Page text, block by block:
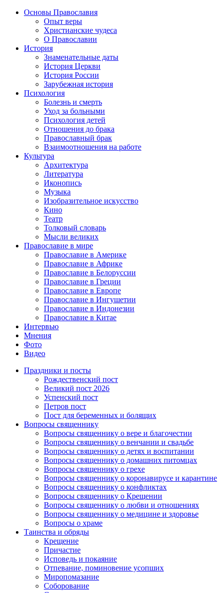
Основы Православия
Опыт веры
Христианские чудеса
О Православии
История
Знаменательные даты
История Церкви
История России
Зарубежная история
Психология
Болезнь и смерть
Уход за больными
Психология детей
Отношения до брака
Православный брак
Взаимоотношения на работе
Культура
Архитектура
Литература
Иконопись
Музыка
Изобразительное искусство
Кино
Театр
Толковый словарь
Мысли великих
Православие в мире
Православие в Америке
Православие в Африке
Православие в Белоруссии
Православие в Греции
Православие в Европе
Православие в Ингушетии
Православие в Индонезии
Православие в Китае
Интервью
Мнения
Фото
Видео
Праздники и посты
Рождественский пост
Великий пост 2026
Успенский пост
Петров пост
Пост для беременных и болящих
Вопросы священнику
Вопросы священнику о вере и благочестии
Вопросы священнику о венчании и свадьбе
Вопросы священнику о детях и воспитании
Вопросы священнику о домашних питомцах
Вопросы священнику о грехе
Вопросы священнику о коронавирусе и карантине
Вопросы священнику о конфликтах
Вопросы священнику о Крещении
Вопросы священнику о любви и отношениях
Вопросы священнику о медицине и здоровье
Вопросы о храме
Таинства и обряды
Крещение
Причастие
Исповедь и покаяние
Отпевание, поминовение усопших
Миропомазание
Соборование